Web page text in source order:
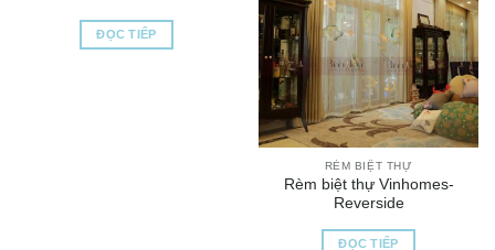
ĐỌC TIẾP
RÈM BIỆT THỰ
Rèm biệt thự Vinhomes-
Reverside
ĐỌC TIẾP